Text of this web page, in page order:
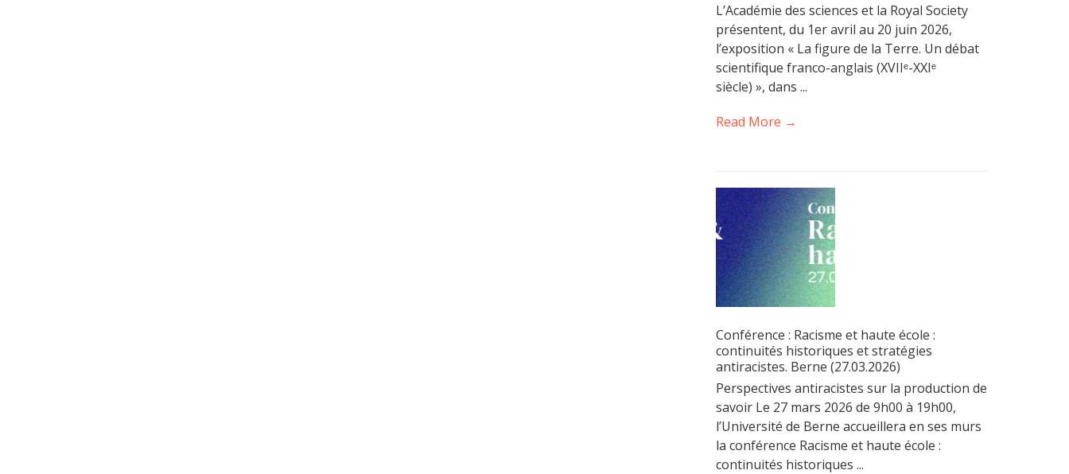
L’Académie des sciences et la Royal Society
présentent, du 1er avril au 20 juin 2026,
l’exposition « La figure de la Terre. Un débat
scientifique franco-anglais (XVIIᵉ-XXIᵉ
siècle) », dans ...
Read More →
Conférence : Racisme et haute école :
continuités historiques et stratégies
antiracistes. Berne (27.03.2026)
Perspectives antiracistes sur la production de
savoir Le 27 mars 2026 de 9h00 à 19h00,
l’Université de Berne accueillera en ses murs
la conférence Racisme et haute école :
continuités historiques ...